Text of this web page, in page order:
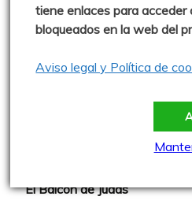
Más madera - El blog de
Naturaleza de la Valdavia -
Paseos por las Montañas -
El Balcón de Judas
tiene enlaces para acceder
bloqueados en la web del
Aviso legal y Política de